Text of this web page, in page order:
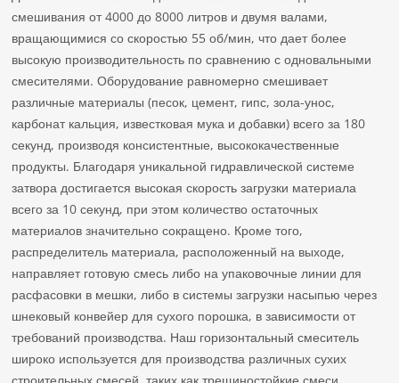
смешивания от 4000 до 8000 литров и двумя валами,
вращающимися со скоростью 55 об/мин, что дает более
высокую производительность по сравнению с одновальными
смесителями. Оборудование равномерно смешивает
различные материалы (песок, цемент, гипс, зола-унос,
карбонат кальция, известковая мука и добавки) всего за 180
секунд, производя консистентные, высококачественные
продукты. Благодаря уникальной гидравлической системе
затвора достигается высокая скорость загрузки материала
всего за 10 секунд, при этом количество остаточных
материалов значительно сокращено. Кроме того,
распределитель материала, расположенный на выходе,
направляет готовую смесь либо на упаковочные линии для
расфасовки в мешки, либо в системы загрузки насыпью через
шнековый конвейер для сухого порошка, в зависимости от
требований производства. Наш горизонтальный смеситель
широко используется для производства различных сухих